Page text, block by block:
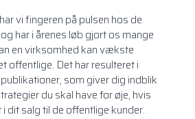
vi fingeren på pulsen hos de
har i årenes løb gjort os mange
en virksomhed kan vækste
offentlige. Det har resulteret i
som giver dig indblik
du skal have for øje, hvis
dit salg til de offentlige kunder.